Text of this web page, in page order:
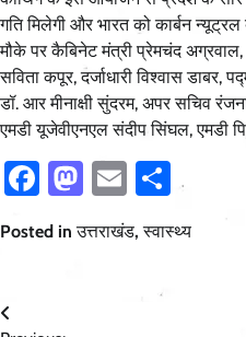
गति मिलेगी और भारत को कार्बन
मौके पर कैबिनेट मंत्री प्रेमचंद
सविता कपूर, दर्जाधारी विश्वास
डॉ. आर मीनाक्षी सुंदरम, अपर सचिव
एमडी यूजेवीएनएल संदीप सिंघल, एमडी
Facebook
Mastodon
EmailShare
Posted inउत्तराखंड,स्वास्थ्य
Post